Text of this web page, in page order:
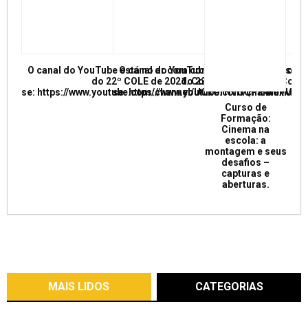
O canal do YouTube está no ar com conferências e mesas
do 22º COLE de 2021. Confira e inscreva
se: https://www.youtube.com/channel/
O canal do YouTube está no ar com
do 22º COLE de 2021.
se: https://www.youtube.com/channel/
Curso de
Formação:
Cinema na
escola: a
montagem e seus
desafios –
capturas e
aberturas.
MAIS LIDOS CATEGORIAS